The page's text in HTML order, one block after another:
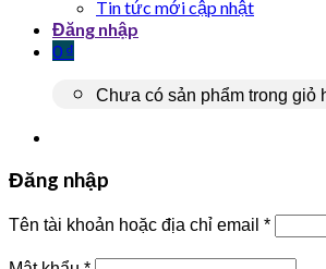
Tin tức mới cập nhật
Đăng nhập
0 ₫
Chưa có sản phẩm trong giỏ
Đăng nhập
Tên tài khoản hoặc địa chỉ email *